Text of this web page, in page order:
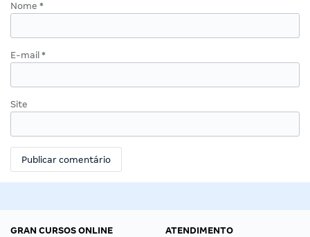
Nome *
E-mail *
Site
GRAN CURSOS ONLINE
ATENDIMENTO